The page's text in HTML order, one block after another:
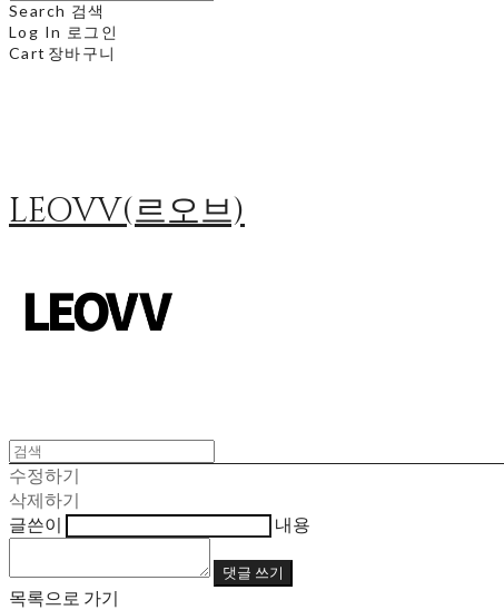
Search 검색
Log In 로그인
Cart 장바구니
LEOVV(르오브)
수정하기
삭제하기
글쓴이
내용
댓글 쓰기
목록으로 가기